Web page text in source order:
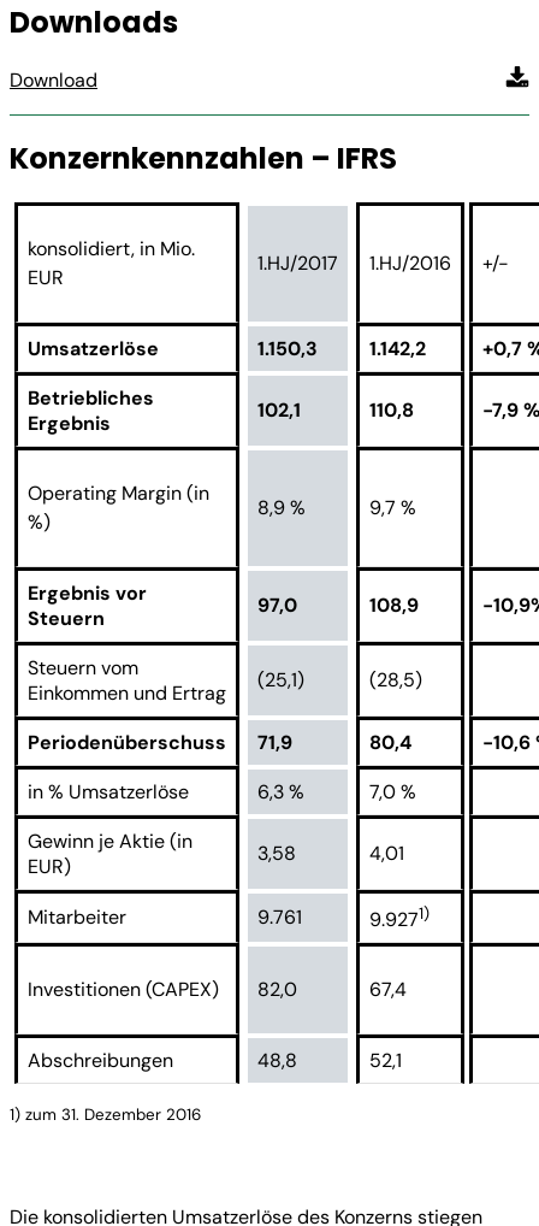
Downloads
Download
Konzernkennzahlen – IFRS
konsolidiert, in Mio.
EUR
1.HJ/2017 1.HJ/2016 +/-
Umsatzerlöse 1.150,3 1.142,2
+0,7
Betriebliches
Ergebnis
102,1 110,8 -7,9 %
Operating Margin (in
%)
8,9 % 9,7 %
Ergebnis vor
Steuern
97,0 108,9 -
Steuern vom
Einkommen und Ertrag
(25,1) (28,5)
Periodenüberschuss 71,9 80,4
-10,6
in % Umsatzerlöse
6,3 %
7,0 %
Gewinn je Aktie (in
EUR)
3,58 4,01
Mitarbeiter 9.761 9.9271)
Investitionen (CAPEX) 82,0 67,4
Abschreibungen 48,8 52,1
1) zum 31. Dezember 2016
Die konsolidierten Umsatzerlöse des Konzerns stiegen